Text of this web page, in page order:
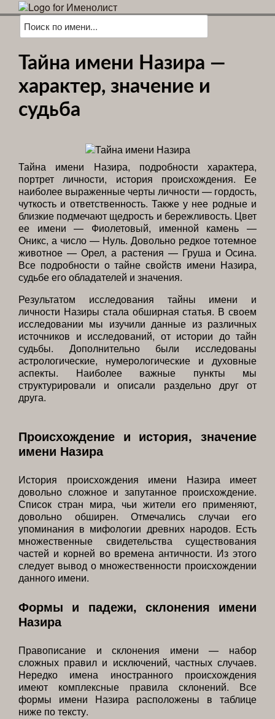
Тайна имени Назира —
характер, значение и
судьба
Тайна имени Назира, подробности характера,
портрет личности, история происхождения. Ее
наиболее выраженные черты личности — гордость,
чуткость и ответственность. Также у нее родные и
близкие подмечают щедрость и бережливость. Цвет
ее имени — Фиолетовый, именной камень —
Оникс, а число — Нуль. Довольно редкое тотемное
животное — Орел, а растения — Груша и Осина.
Все подробности о тайне свойств имени Назира,
судьбе его обладателей и значения.
Результатом исследования тайны имени и
личности Назиры стала обширная статья. В своем
исследовании мы изучили данные из различных
источников и исследований, от истории до тайн
судьбы. Дополнительно были исследованы
астрологические, нумерологические и духовные
аспекты. Наиболее важные пункты мы
структурировали и описали раздельно друг от
друга.
Происхождение и история, значение
имени Назира
История происхождения имени Назира имеет
довольно сложное и запутанное происхождение.
Список стран мира, чьи жители его применяют,
довольно обширен. Отмечались случаи его
упоминания в мифологии древних народов. Есть
множественные свидетельства существования
частей и корней во времена античности. Из этого
следует вывод о множественности происхождении
данного имени.
Формы и падежи, склонения имени
Назира
Правописание и склонения имени — набор
сложных правил и исключений, частных случаев.
Нередко имена иностранного происхождения
имеют комплексные правила склонений. Все
формы имени Назира расположены в таблице
ниже по тексту.